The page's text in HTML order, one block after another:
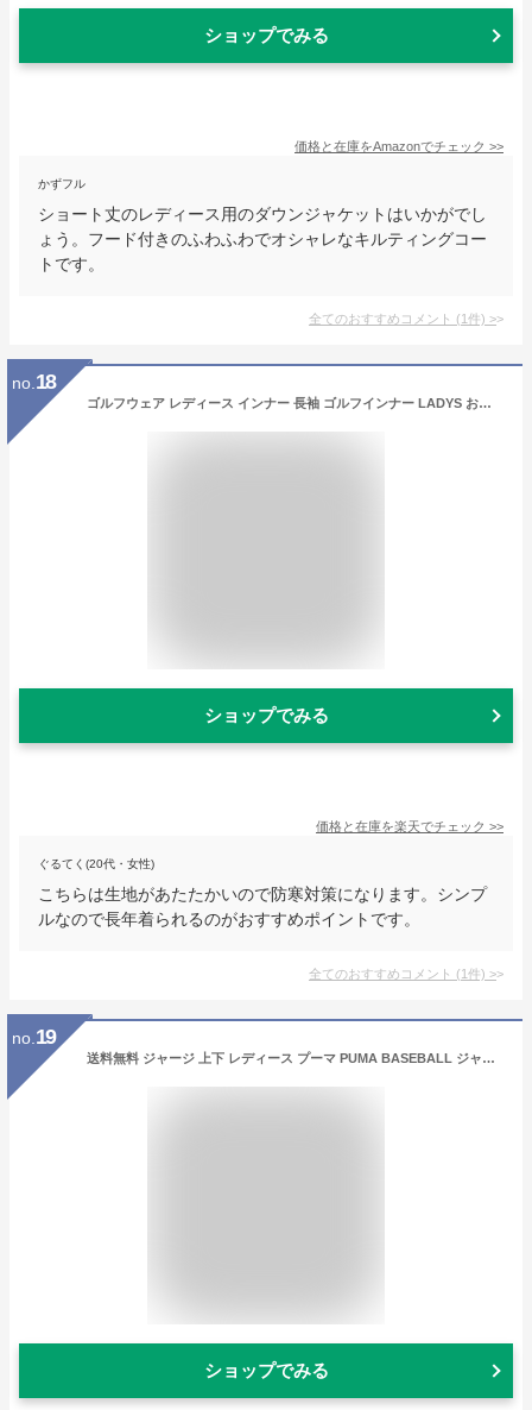
ショップでみる
価格と在庫をAmazonでチェック >>
かずフル
ショート丈のレディース用のダウンジャケットはいかがでし
ょう。フード付きのふわふわでオシャレなキルティングコー
トです。
全てのおすすめコメント (1件) >
no. 18
ゴルフウェア レディース インナー 長袖 ゴルフインナー LADYS おしゃれ ゴルフ テニス スポーツウエア トップス 春 秋 冬 プレゼント ギフト
ショップでみる
価格と在庫を楽天でチェック >>
ぐるてく(20代・女性)
こちらは生地があたたかいので防寒対策になります。シンプ
ルなので長年着られるのがおすすめポイントです。
全てのおすすめコメント (1件) >
no. 19
送料無料 ジャージ 上下 レディース プーマ PUMA BASEBALL ジャケット パンツ セットアップ トレーニングスーツ フィットネス ジム スポーツウェア 女性 上下組 運動/849545
ショップでみる